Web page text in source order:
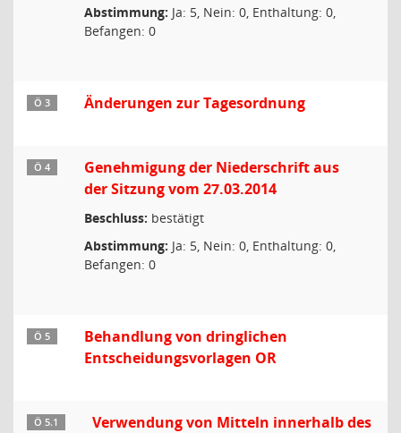
Abstimmung: Ja: 5, Nein: 0, Enthaltung: 0,
Befangen: 0
Ö 3 Änderungen zur Tagesordnung
Ö 4
Genehmigung der Niederschrift aus
der Sitzung vom 27.03.2014
Beschluss: bestätigt
Abstimmung: Ja: 5, Nein: 0, Enthaltung: 0,
Befangen: 0
Ö 5
Behandlung von dringlichen
Entscheidungsvorlagen OR
Ö 5.1
Verwendung von Mitteln innerhalb des